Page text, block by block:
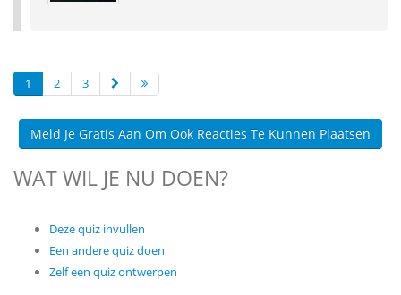
1 2 3
Meld Je Gratis Aan Om Ook Reacties Te Kunnen Plaatsen
WAT WIL JE NU DOEN?
Deze quiz invullen
Een andere quiz doen
Zelf een quiz ontwerpen